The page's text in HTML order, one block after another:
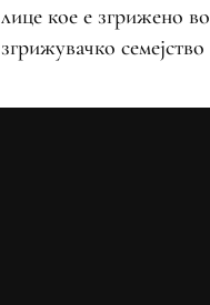
лице кое е згрижено во
згрижувачко семејство